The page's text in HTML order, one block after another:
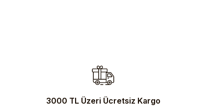
3000 TL Üzeri Ücretsiz Kargo